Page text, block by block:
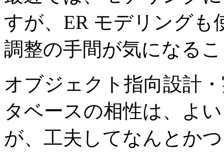
すが、ER モデリングも
調整の手間が気になる
オブジェクト指向設計
タベースの相性は、よ
が、工夫してなんとか